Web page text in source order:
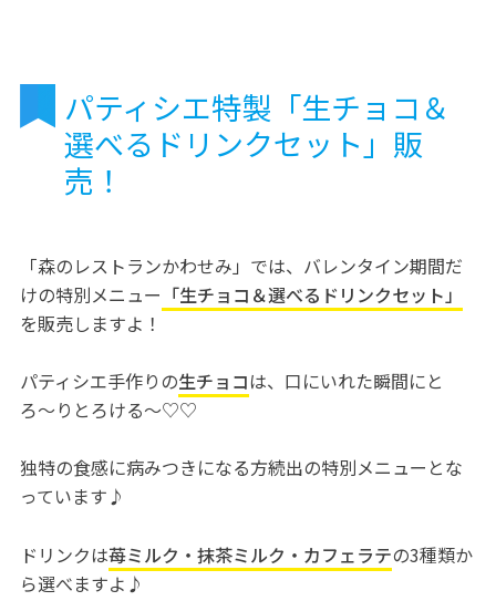
パティシエ特製「生チョコ＆
選べるドリンクセット」販
売！
「森のレストランかわせみ」では、バレンタイン期間だ
けの特別メニュー 「生チョコ＆選べるドリンクセット」
を販売しますよ！
パティシエ手作りの生チョコは、口にいれた瞬間にと
ろ〜りとろける〜♡♡
独特の食感に病みつきになる方続出の特別メニューとな
っています♪
ドリンクは苺ミルク・抹茶ミルク・カフェラテの3種類か
ら選べますよ♪